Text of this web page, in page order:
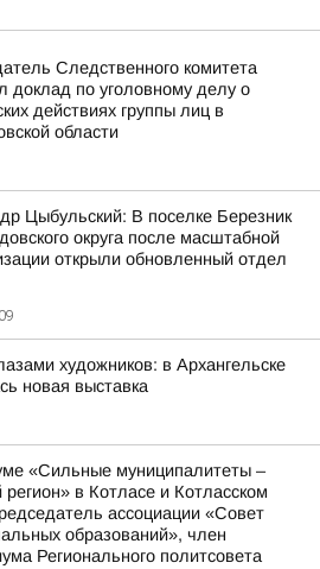
Следственного комитета
доклад по уголовному делу о
действиях группы лиц в
области
Цыбульский: В поселке Березник
округа после масштабной
открыли обновленный отдел
художников: в Архангельске
новая выставка
«Сильные муниципалитеты –
в Котласе и Котласском
ассоциации «Совет
образований», член
Регионального политсовета